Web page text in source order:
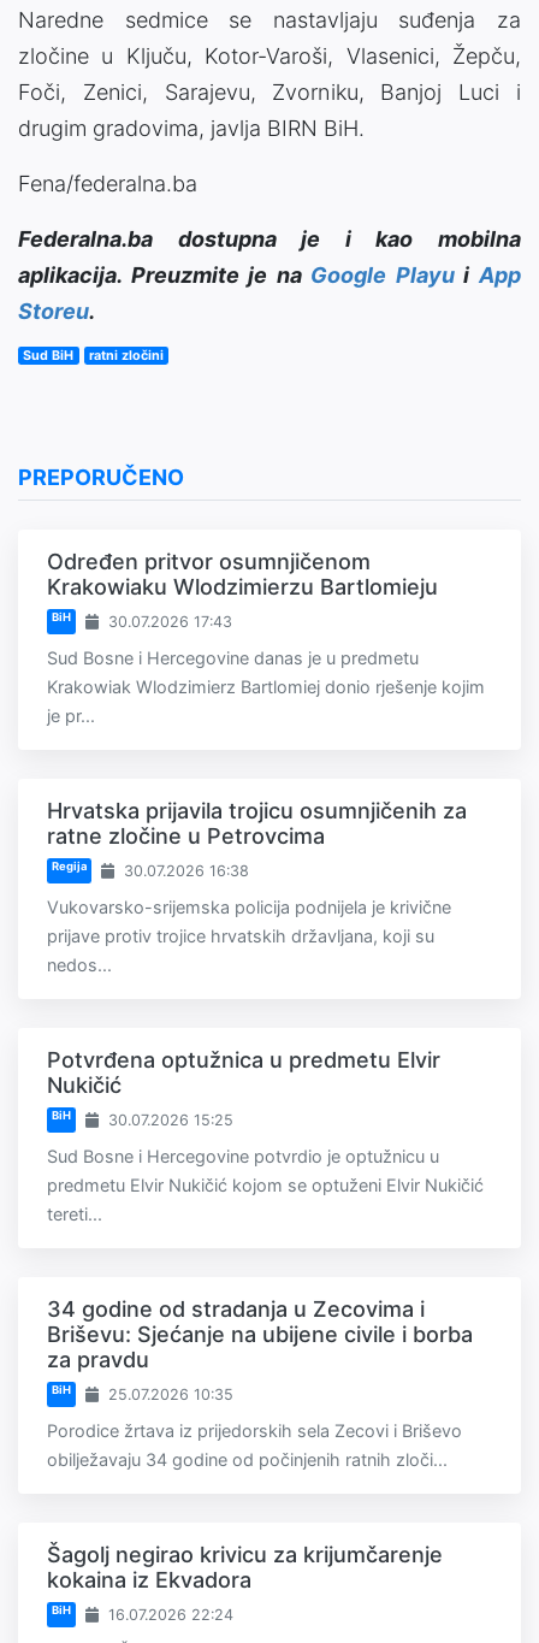
Naredne sedmice se nastavljaju suđenja za
zločine u Ključu, Kotor-Varoši, Vlasenici, Žepču,
Foči, Zenici, Sarajevu, Zvorniku, Banjoj Luci i
drugim gradovima, javlja BIRN BiH.
Fena/federalna.ba
Federalna.ba dostupna je i kao mobilna
aplikacija. Preuzmite je na Google PlayuiApp
Storeu.
Sud BiH ratni zločini
PREPORUČENO
Određen pritvor osumnjičenom
Krakowiaku Wlodzimierzu Bartlomieju
BiH 30.07.2026 17:43
Sud Bosne i Hercegovine danas je u predmetu
Krakowiak Wlodzimierz Bartlomiej donio rješenje kojim
je pr...
Hrvatska prijavila trojicu osumnjičenih za
ratne zločine u Petrovcima
Regija 30.07.2026 16:38
Vukovarsko-srijemska policija podnijela je krivične
prijave protiv trojice hrvatskih državljana, koji su
nedos...
Potvrđena optužnica u predmetu Elvir
Nukičić
BiH 30.07.2026 15:25
Sud Bosne i Hercegovine potvrdio je optužnicu u
predmetu Elvir Nukičić kojom se optuženi Elvir Nukičić
tereti...
34 godine od stradanja u Zecovima i
Briševu: Sjećanje na ubijene civile i borba
za pravdu
BiH 25.07.2026 10:35
Porodice žrtava iz prijedorskih sela Zecovi i Briševo
obilježavaju 34 godine od počinjenih ratnih zloči...
Šagolj negirao krivicu za krijumčarenje
kokaina iz Ekvadora
BiH 16.07.2026 22:24